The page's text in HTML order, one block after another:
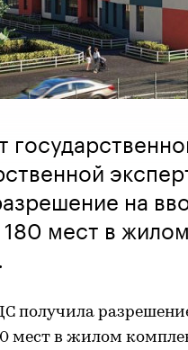
на
180 мест в
получила
мест в жилом